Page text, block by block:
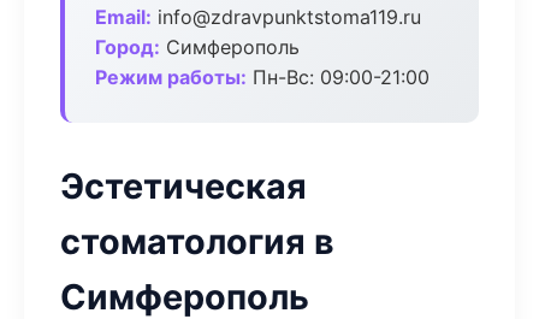
Email: info@zdravpunktstoma119.ru
Город: Симферополь
Режим работы: Пн-Вс: 09:00-21:00
Эстетическая
стоматология в
Симферополь